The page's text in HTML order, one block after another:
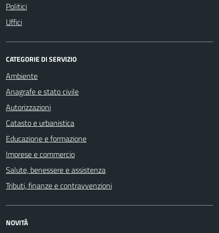
Politici
Uffici
CATEGORIE DI SERVIZIO
Ambiente
Anagrafe e stato civile
Autorizzazioni
Catasto e urbanistica
Educazione e formazione
Imprese e commercio
Salute, benessere e assistenza
Tributi, finanze e contravvenzioni
NOVITÀ